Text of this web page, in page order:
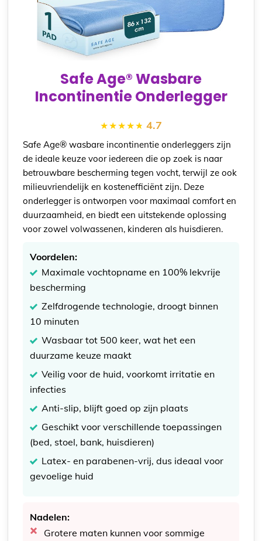
Safe Age® Wasbare
Incontinentie Onderlegger
4.7
Safe Age® wasbare incontinentie onderleggers zijn
de ideale keuze voor iedereen die op zoek is naar
betrouwbare bescherming tegen vocht, terwijl ze ook
milieuvriendelijk en kostenefficiënt zijn. Deze
onderlegger is ontworpen voor maximaal comfort en
duurzaamheid, en biedt een uitstekende oplossing
voor zowel volwassenen, kinderen als huisdieren.
Voordelen:
Maximale vochtopname en 100% lekvrije
bescherming
Zelfdrogende technologie, droogt binnen
10 minuten
Wasbaar tot 500 keer, wat het een
duurzame keuze maakt
Veilig voor de huid, voorkomt irritatie en
infecties
Anti-slip, blijft goed op zijn plaats
Geschikt voor verschillende toepassingen
(bed, stoel, bank, huisdieren)
Latex- en parabenen-vrij, dus ideaal voor
gevoelige huid
Nadelen:
Grotere maten kunnen voor sommige